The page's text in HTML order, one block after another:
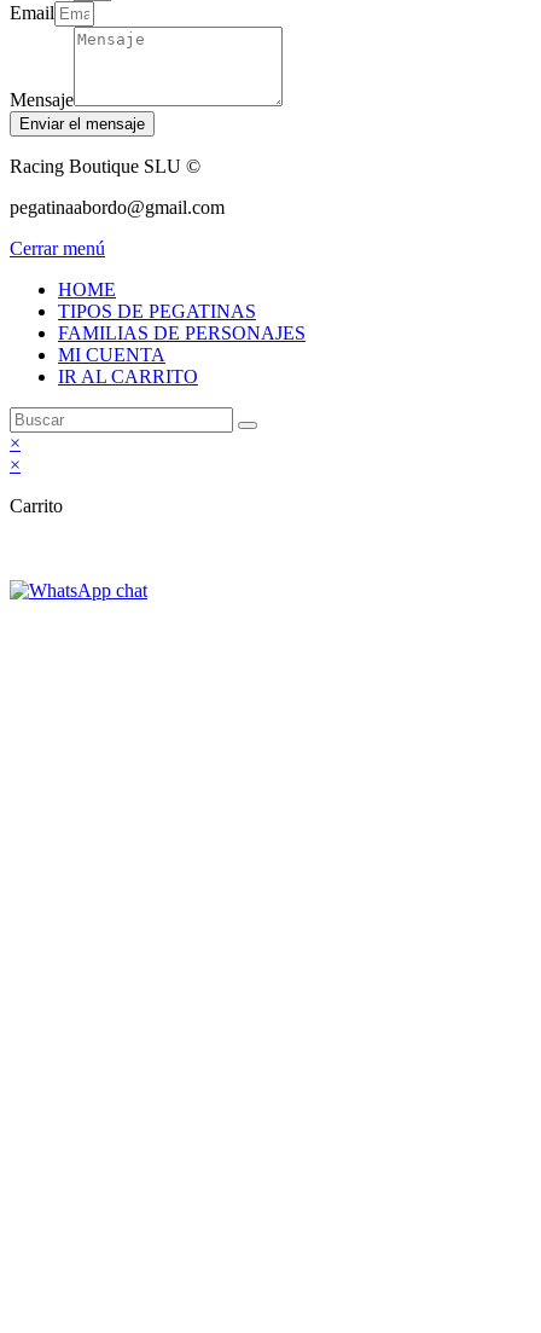
Email
Mensaje
Enviar el mensaje
Racing Boutique SLU ©
pegatinaabordo@gmail.com
Cerrar menú
HOME
TIPOS DE PEGATINAS
FAMILIAS DE PERSONAJES
MI CUENTA
IR AL CARRITO
×
×
Carrito